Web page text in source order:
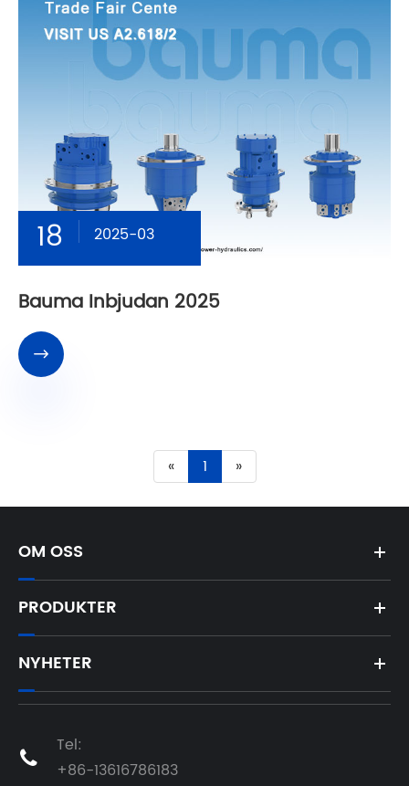
18 2025-03
Bauma Inbjudan 2025

« 1 »
OM OSS
PRODUKTER
NYHETER

Tel:
+86-13616786183